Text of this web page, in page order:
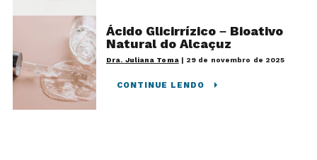
Ácido Glicirrízico – Bioativo
Natural do Alcaçuz
Dra. Juliana Toma| 29 de novembro de 2025
CONTINUE LENDO